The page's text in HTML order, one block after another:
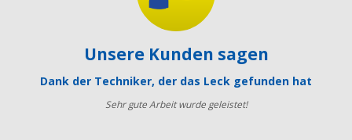
Unsere Kunden sagen
Dank der Techniker, der das Leck gefunden hat
Sehr gute Arbeit wurde geleistet!